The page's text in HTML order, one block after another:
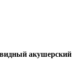
акушерский